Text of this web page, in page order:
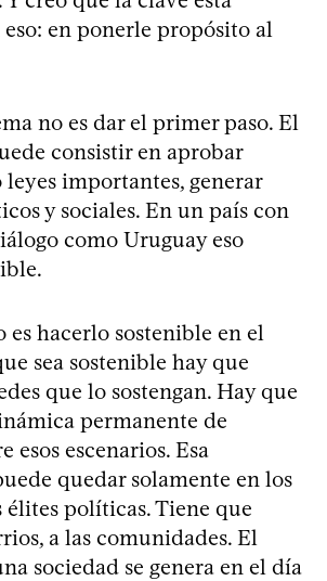
en ponerle propósito al
no es dar el primer paso. El
consistir en aprobar
importantes, generar
y sociales. En un país con
como Uruguay eso
es hacerlo sostenible en el
sea sostenible hay que
que lo sostengan. Hay que
permanente de
esos escenarios. Esa
quedar solamente en los
élites políticas. Tiene que
a las comunidades. El
sociedad se genera en el día